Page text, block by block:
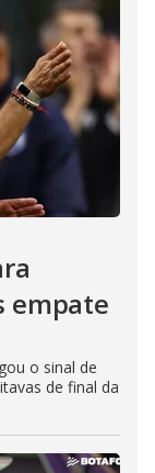
empate
o sinal de
de final da